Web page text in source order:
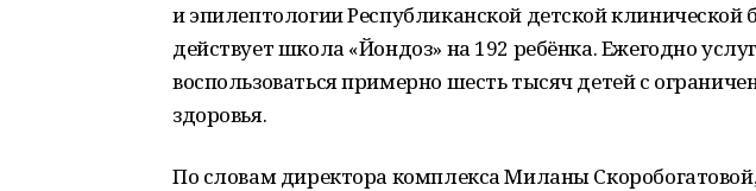
и эпилептологии Республиканской детской клинической
действует школа «Йондоз» на 192 ребёнка. Ежегодно
воспользоваться примерно шесть тысяч детей с
здоровья.
По словам директора комплекса Миланы